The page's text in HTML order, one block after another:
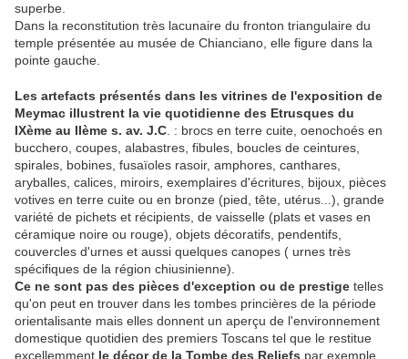
superbe.
Dans la reconstitution très lacunaire du fronton triangulaire du
temple présentée au musée de Chianciano, elle figure dans la
pointe gauche.
Les artefacts présentés dans les vitrines de l'exposition de
Meymac illustrent la vie quotidienne des Etrusques du
IXème au IIème s. av. J.C . : brocs en terre cuite, oenochoés en
bucchero, coupes, alabastres, fibules, boucles de ceintures,
spirales, bobines, fusaïoles rasoir, amphores, canthares,
aryballes, calices, miroirs, exemplaires d'écritures, bijoux, pièces
votives en terre cuite ou en bronze (pied, tête, utérus...), grande
variété de pichets et récipients, de vaisselle (plats et vases en
céramique noire ou rouge), objets décoratifs, pendentifs,
couvercles d'urnes et aussi quelques canopes ( urnes très
spécifiques de la région chiusinienne).
Ce ne sont pas des pièces d'exception ou de prestige telles
qu'on peut en trouver dans les tombes princières de la période
orientalisante mais elles donnent un aperçu de l'environnement
domestique quotidien des premiers Toscans tel que le restitue
excellemment le décor de la Tombe des Reliefs par exemple,